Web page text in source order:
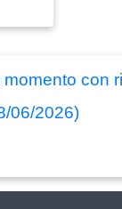
con
06/2026)